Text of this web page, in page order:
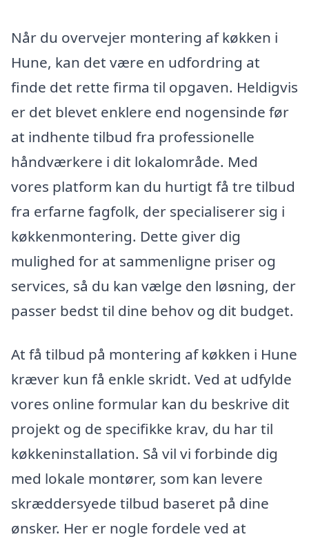
Når du overvejer montering af køkken i
Hune, kan det være en udfordring at
finde det rette firma til opgaven. Heldigvis
er det blevet enklere end nogensinde før
at indhente tilbud fra professionelle
håndværkere i dit lokalområde. Med
vores platform kan du hurtigt få tre tilbud
fra erfarne fagfolk, der specialiserer sig i
køkkenmontering. Dette giver dig
mulighed for at sammenligne priser og
services, så du kan vælge den løsning, der
passer bedst til dine behov og dit budget.
At få tilbud på montering af køkken i Hune
kræver kun få enkle skridt. Ved at udfylde
vores online formular kan du beskrive dit
projekt og de specifikke krav, du har til
køkkeninstallation. Så vil vi forbinde dig
med lokale montører, som kan levere
skræddersyede tilbud baseret på dine
ønsker. Her er nogle fordele ved at